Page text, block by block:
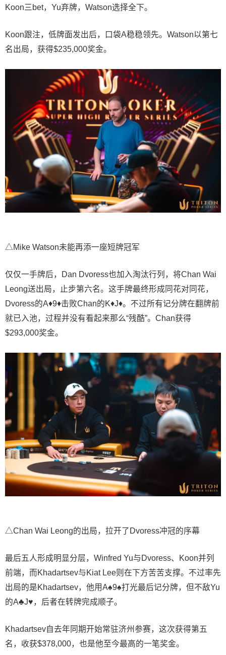
Koon三bet，Yu弃牌，Watson选择全下。
Koon跟注，低牌面发出后，口袋A稳稳领先。Watson以第七
名出局，获得$235,000奖金。
△Mike Watson未能再添一座短牌冠军
仅仅一手牌后，Dan Dvoress也加入淘汰行列，将Chan Wai
Leong送出局，止步第六名。这手牌最终形成同花对同花，
Dvoress的A♦9♦击败Chan的K♦J♦。不过所有记分牌在翻牌前
就已入池，过程并没有看起来那么“残酷”。Chan获得
$293,000奖金。
△Chan Wai Leong的出局，拉开了Dvoress冲冠的序幕
最后五人形成明显分层，Winfred Yu与Dvoress、Koon并列
前端，而Khadartsev与Kiat Lee则在下方苦苦支撑。不过率先
出局的是Khadartsev，他用A♠9♠打光最后记分牌，但不敌Yu
的A♣J♥，后者在转牌完成顺子。
Khadartsev自去年同期开始常驻济州参赛，这次获得第五
名，收获$378,000，也是他至今最高的一笔奖金。